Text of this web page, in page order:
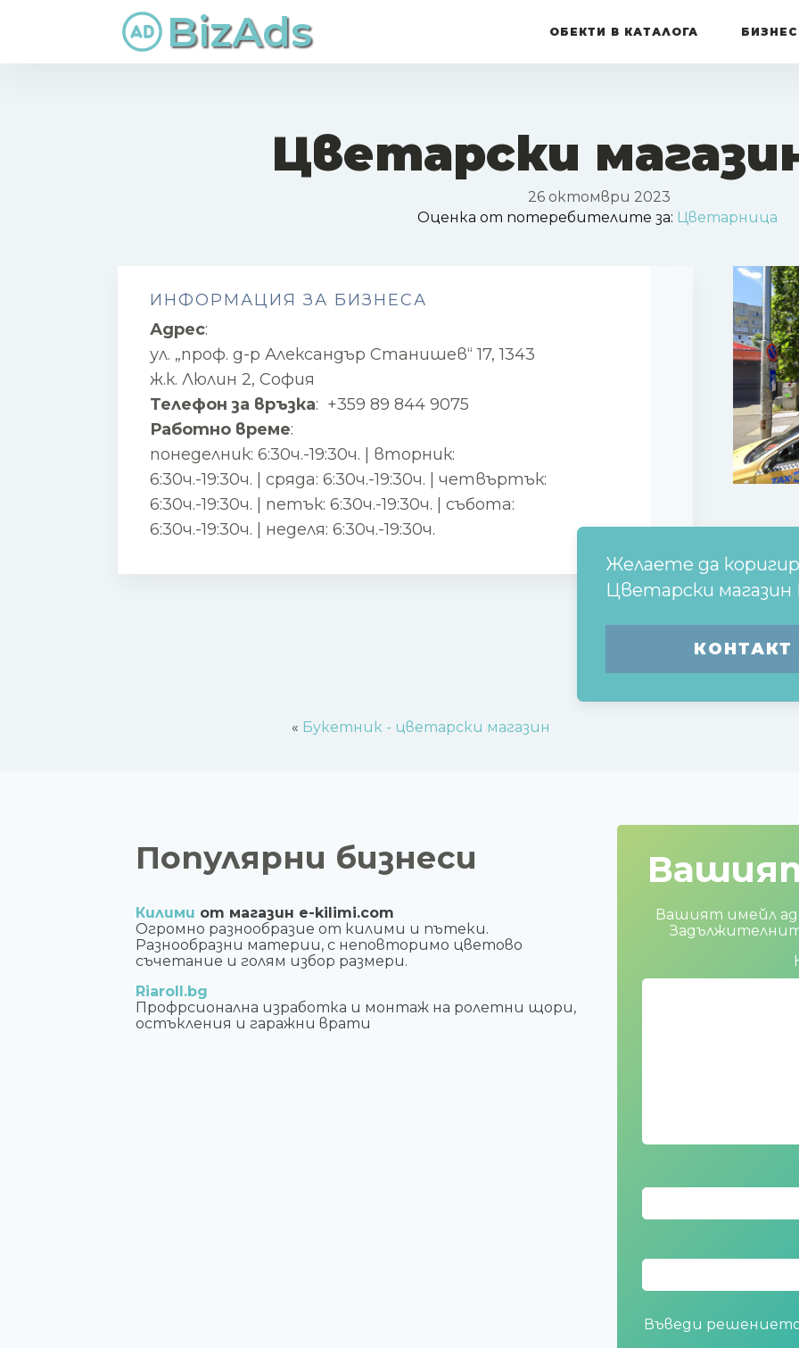
BizAds ОБЕКТИ В КАТАЛОГА
Цветарски
26 октомври 2023
Оценка от потеребителите за: Цветарница
ИНФОРМАЦИЯ ЗА БИЗНЕСА
Адрес:
ул. „проф. д-р Александър Станишев“ 17, 1343
ж.к. Люлин 2, София
Телефон за връзка: +359 89 844 9075
Работно време:
понеделник: 6:30ч.-19:30ч. | вторник:
6:30ч.-19:30ч. | сряда: 6:30ч.-19:30ч. | четвъртък:
6:30ч.-19:30ч. | петък: 6:30ч.-19:30ч. | събота:
6:30ч.-19:30ч. | неделя: 6:30ч.-19:30ч.
Желаете да
Цветарски магазин
« Букетник - цветарски магазин
Популярни бизнеси
Килими от магазин e-kilimi.com
Огромно разнообразие от килими и пътеки.
Разнообразни материи, с неповторимо цветово
съчетание и голям избор размери.
Riaroll.bg
Профрсионална изработка и монтаж на ролетни щори,
остъкления и гаражни врати
Вашият имейл
Въведи